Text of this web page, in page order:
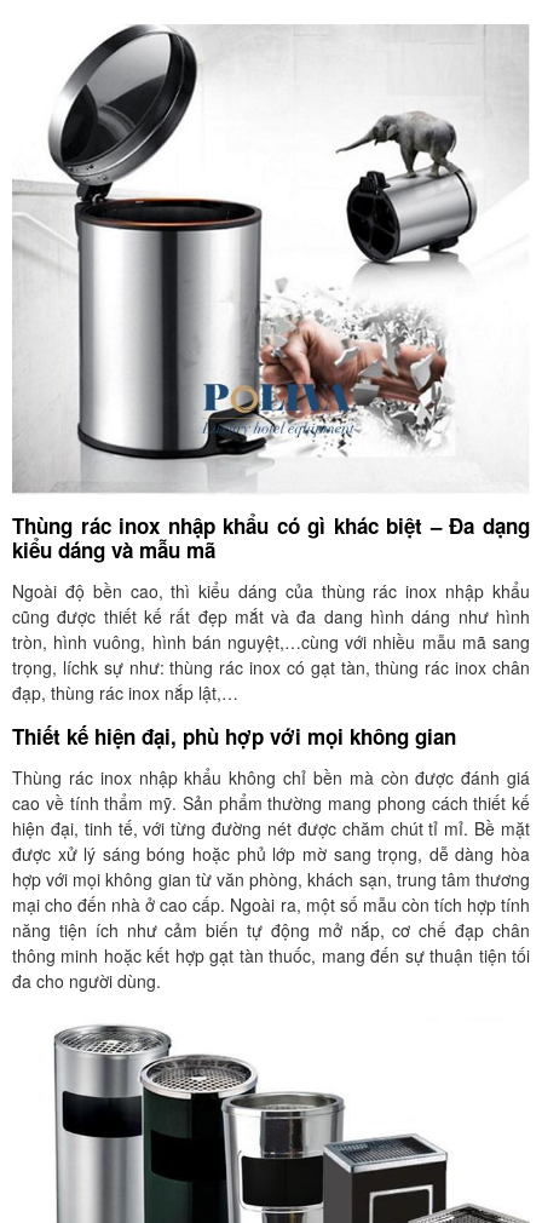
Thùng rác inox nhập khẩu có gì khác biệt – Đa dạng
kiểu dáng và mẫu mã
Ngoài độ bền cao, thì kiểu dáng của thùng rác inox nhập khẩu
cũng được thiết kế rất đẹp mắt và đa dang hình dáng như hình
tròn, hình vuông, hình bán nguyệt,…cùng với nhiều mẫu mã sang
trọng, líchk sự như: thùng rác inox có gạt tàn, thùng rác inox chân
đạp, thùng rác inox nắp lật,…
Thiết kế hiện đại, phù hợp với mọi không gian
Thùng rác inox nhập khẩu không chỉ bền mà còn được đánh giá
cao về tính thẩm mỹ. Sản phẩm thường mang phong cách thiết kế
hiện đại, tinh tế, với từng đường nét được chăm chút tỉ mỉ. Bề mặt
được xử lý sáng bóng hoặc phủ lớp mờ sang trọng, dễ dàng hòa
hợp với mọi không gian từ văn phòng, khách sạn, trung tâm thương
mại cho đến nhà ở cao cấp. Ngoài ra, một số mẫu còn tích hợp tính
năng tiện ích như cảm biến tự động mở nắp, cơ chế đạp chân
thông minh hoặc kết hợp gạt tàn thuốc, mang đến sự thuận tiện tối
đa cho người dùng.